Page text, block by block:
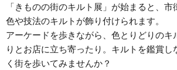
「きものの街のキルト展」が始まると、
色や技法のキルトが飾り付けられます。
アーケードを歩きながら、色とりどりのキ
りとお店に立ち寄ったり。キルトを鑑賞し
く街を歩いてみませんか？